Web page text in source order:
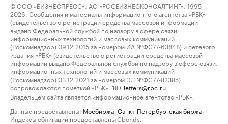
© ООО «БИЗНЕСПРЕСС», АО «РОСБИЗНЕСКОНСАЛТИНГ», 1995–
2026. Сообщения и материалы информационного агентства «РБК»
(свидетельство о регистрации средства массовой информации
выдано Федеральной службой по надзору в сфере связи,
информационных технологий и массовых коммуникаций
(Роскомнадзор) 09.12.2015 за номером ИА №ФС77-63848) и сетевого
издания «РБК» (свидетельство о регистрации средства массовой
информации выдано Федеральной службой по надзору в сфере связи,
информационных технологий и массовых коммуникаций
(Роскомнадзор) 03.12.2021 за номером ЭЛ №ФС77-82385)
сопровождаются пометкой «РБК».
18+ letters@rbc.ru
Владельцем сайта является информационное агентство «РБК».
Данные предоставлены: Мосбиржа Санкт-Петербургская биржа
Индексы облигаций предоставлены Cbonds.